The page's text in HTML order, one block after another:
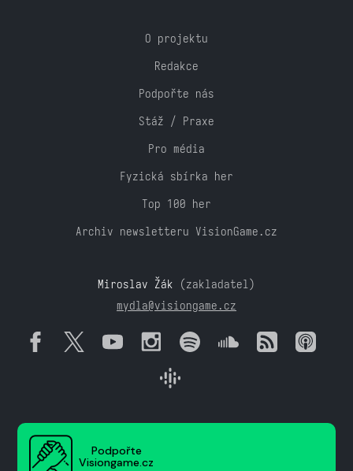
O projektu
Redakce
Podpořte nás
Stáž / Praxe
Pro média
Fyzická sbírka her
Top 100 her
Archiv newsletteru VisionGame.cz
Miroslav Žák (zakladatel)
mydla@visiongame.cz
Podpořte
Visiongame.cz